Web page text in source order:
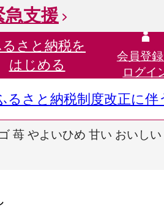
急支援
さと納税を
はじめる
会員登録
ログイ
るさと納税制度改正に
苺 やよいひめ 甘い おいし